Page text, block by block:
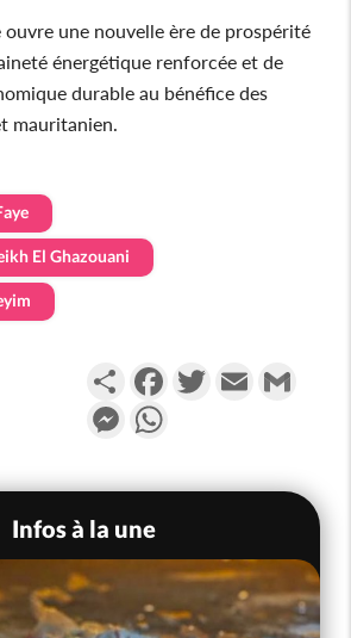
une nouvelle ère de prospérité
énergétique renforcée et de
durable au bénéfice des
mauritanien.
El Ghazouani
PartagerFacebookTwitterEmail
Messenger
Infos à la une